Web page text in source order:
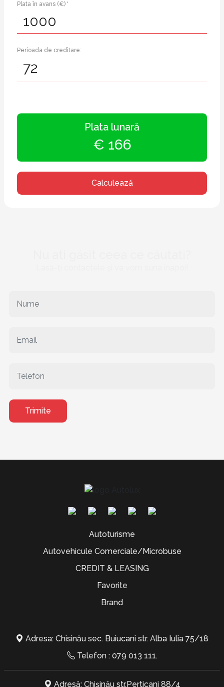
Plata în avans (€) *
Perioada de creditare:
Plata lunară
€ 166
Calculează
Trimite
Autoturisme
Autovehicule Comerciale/Microbuse
CREDIT & LEASING
Favorite
Brand
Adresa: Chisinău sec. Buiucani str. Alba Iulia 75/18
Telefon : 079 013 111.
Adresă: Chișinău str.Perticani 88/4